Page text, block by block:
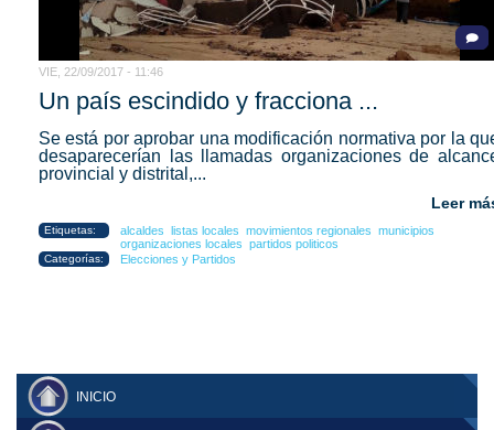
VIE, 22/09/2017 - 11:46
Un país escindido y fracciona ...
Se está por aprobar una modificación normativa por la
desaparecerían las llamadas organizaciones de
provincial y distrital,...
Leer
Etiquetas: alcaldes listas locales movimientos regionales municipios
organizaciones locales partidos politicos
Categorías: Elecciones y Partidos
INICIO